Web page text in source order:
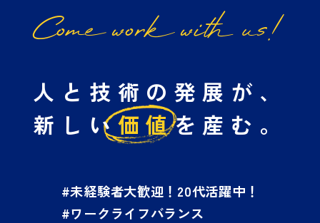
Come work with us!
人と技術の発展が、
新しい価値を産む。
#未経験者大歓迎！20代活躍中！
#ワークライフバランス